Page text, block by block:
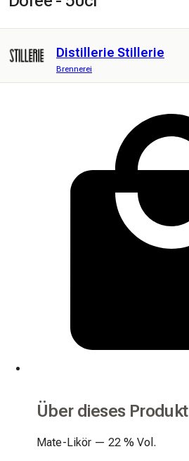
Distillerie Stillerie
Brennerei
Über dieses Produkt
Mate-Likör — 22 % Vol.